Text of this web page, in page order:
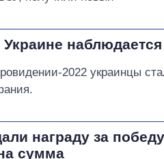
2022 украинцы
награду за
сумма